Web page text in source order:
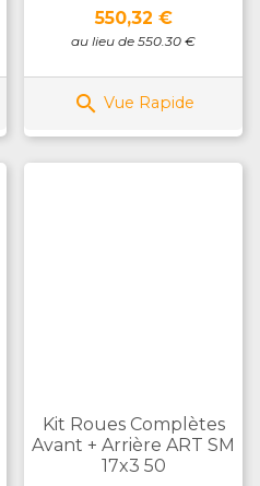
Prix
550,32 €
au lieu de 550.30 €
 Vue Rapide
Kit Roues Complètes
Avant + Arrière ART SM
17x3 50